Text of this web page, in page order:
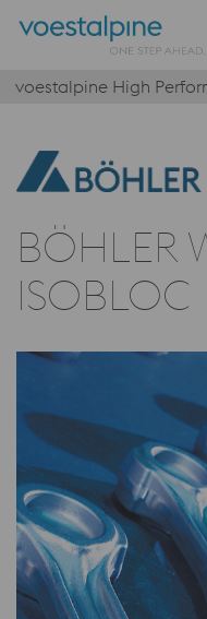
voestalpine High
BÖHLER
ISOBLOC